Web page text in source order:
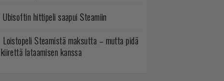
Ubisoftin hittipeli saapui Steamiin
Loistopeli Steamistä maksutta – mutta pidä
kiirettä lataamisen kanssa